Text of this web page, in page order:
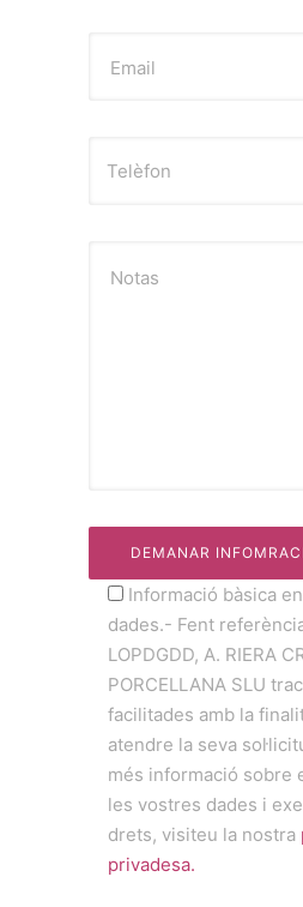
Email
Notas
Informació bàsica
dades.- Fent
LOPDGDD, A. RIERA
PORCELLANA SLU
facilitades amb la
atendre la seva
més informació sobre
les vostres dades i
drets, visiteu la nostra
privadesa.